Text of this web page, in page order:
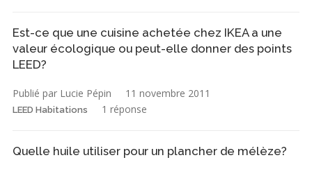
Est-ce que une cuisine achetée chez IKEA a une
valeur écologique ou peut-elle donner des points
LEED?
Publié par Lucie Pépin 11 novembre 2011
LEED Habitations 1 réponse
Quelle huile utiliser pour un plancher de mélèze?